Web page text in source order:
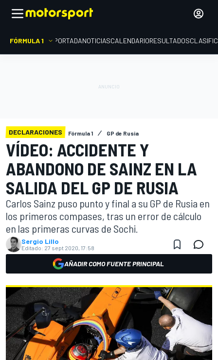
FÓRMULA 1 PORTADANOTICIASCALENDARIORESULTADOS
DECLARACIONES Fórmula 1 GP de Rusia
VÍDEO: ACCIDENTE Y
ABANDONO DE SAINZ EN LA
SALIDA DEL GP DE RUSIA
Carlos Sainz puso punto y final a su GP de Rusia en
los primeros compases, tras un error de cálculo
en las primeras curvas de Sochi.
Sergio Lillo
Editado: 27 sept 2020, 17:58
AÑADIR COMO FUENTE PRINCIPAL